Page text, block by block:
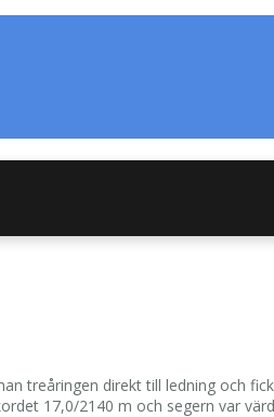
treåringen direkt till ledning och
17,0/2140 m och segern var